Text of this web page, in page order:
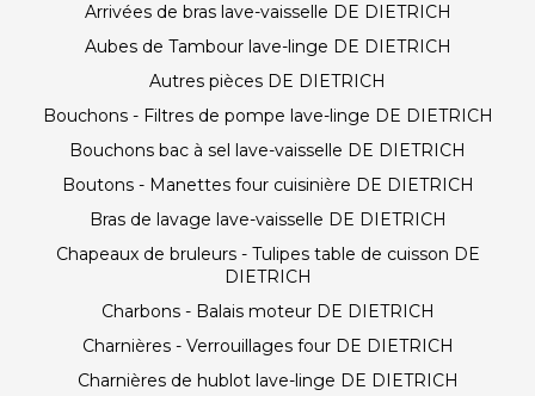
Arrivées de bras lave-vaisselle DE DIETRICH
Aubes de Tambour lave-linge DE DIETRICH
Autres pièces DE DIETRICH
Bouchons - Filtres de pompe lave-linge DE DIETRICH
Bouchons bac à sel lave-vaisselle DE DIETRICH
Boutons - Manettes four cuisinière DE DIETRICH
Bras de lavage lave-vaisselle DE DIETRICH
Chapeaux de bruleurs - Tulipes table de cuisson DE
DIETRICH
Charbons - Balais moteur DE DIETRICH
Charnières - Verrouillages four DE DIETRICH
Charnières de hublot lave-linge DE DIETRICH